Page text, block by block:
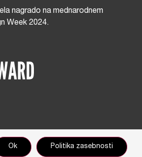
nagrado na mednarodnem
Week 2024.
Ok Politika zasebnosti